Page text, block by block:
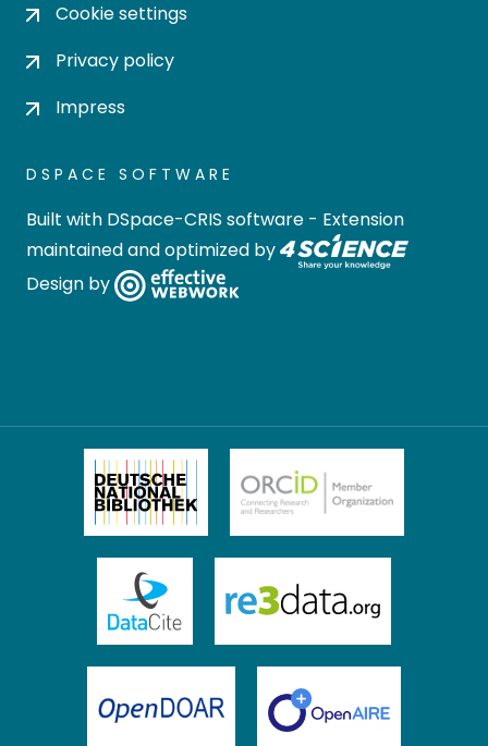
Cookie settings
Privacy policy
Impress
DSPACE SOFTWARE
Built with DSpace-CRIS software - Extension
maintained and optimized by
Design by